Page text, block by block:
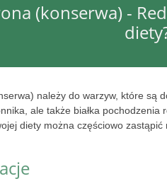
(konserwa) -
należy do warzyw, które są
ale także białka
diety można częściowo